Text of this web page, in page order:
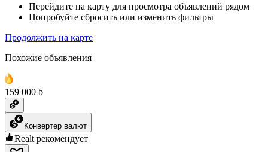
Перейдите на карту для просмотра объявлений рядом
Попробуйте сбросить или изменить фильтры
Продолжить на карте
Похожие объявления
159 000 ƃ
Конвертер валют
Realt рекомендует